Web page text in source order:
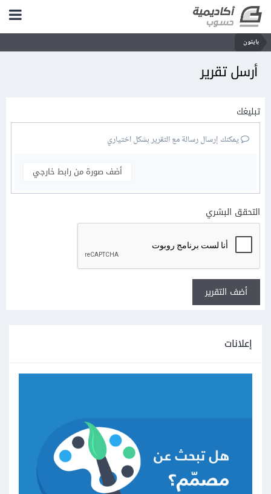
بايثون
أرسل تقرير
تبليغك
يمكنك إرسال رسالة مع التقرير بشكل اختياري
أضف صورة من رابط خارجي
التحقق البشري
أضف التقرير
إعلانات